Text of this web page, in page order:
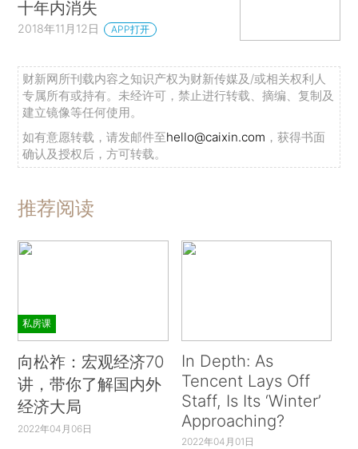
十年内消失
2018年11月12日 APP打开
财新网所刊载内容之知识产权为财新传媒及/或相关权利人
专属所有或持有。未经许可，禁止进行转载、摘编、复制及
建立镜像等任何使用。
如有意愿转载，请发邮件至hello@caixin.com ，获得书面
确认及授权后，方可转载。
推荐阅读
私房课
向松祚：宏观经济70
讲，带你了解国内外
经济大局
2022年04月06日
In Depth: As
Tencent Lays Off
Staff, Is Its ‘Winter’
Approaching?
2022年04月01日